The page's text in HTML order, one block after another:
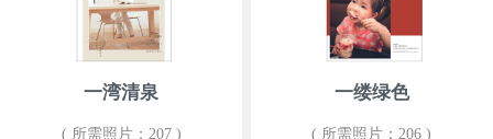
一湾清泉
( 所需照片：207 )
一缕绿色
( 所需照片：206 )